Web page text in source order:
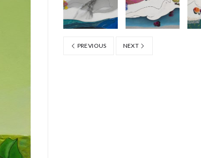
PREVIOUS NEXT